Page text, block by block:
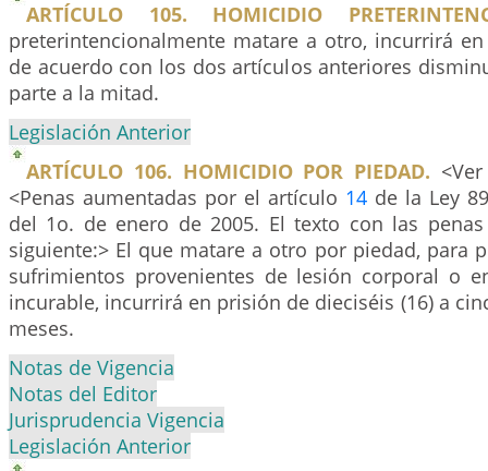
ARTÍCULO 105. HOMICIDIO
preterintencionalmente matare a otro, incurrirá
de acuerdo con los dos artículos anteriores
parte a la mitad.
Legislación Anterior
ARTÍCULO 106. HOMICIDIO POR PIEDAD.
<Penas aumentadas por el artículo 14 de la Ley
del 1o. de enero de 2005. El texto con las
siguiente:> El que matare a otro por piedad, para
sufrimientos provenientes de lesión corporal o
incurable, incurrirá en prisión de dieciséis (16) a
meses.
Notas de Vigencia
Notas del Editor
Jurisprudencia Vigencia
Legislación Anterior